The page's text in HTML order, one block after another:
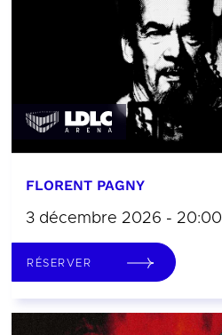
FLORENT PAGNY
3 décembre 2026 - 20:00
RÉSERVER